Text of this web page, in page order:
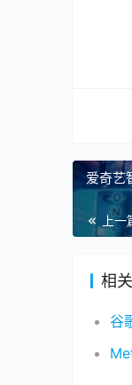
爱奇艺
上一
相